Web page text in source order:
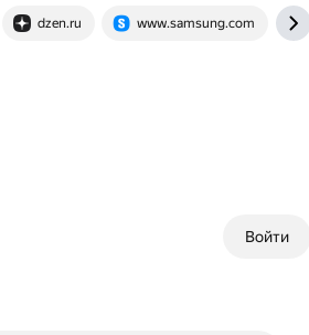
dzen.ru www.samsung.com
Войти